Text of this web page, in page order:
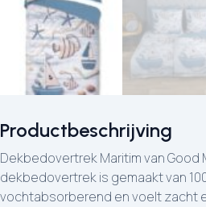
Productbeschrijving
Dekbedovertrek Maritim van Good
dekbedovertrek is gemaakt van
vochtabsorberend en voelt zacht